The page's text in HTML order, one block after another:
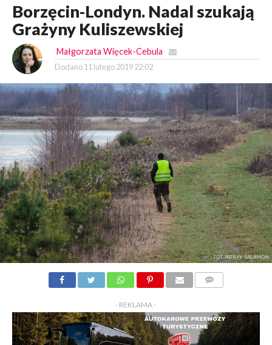
Borzęcin-Londyn. Nadal szukają
Grażyny Kuliszewskiej
Małgorzata Więcek-Cebula
Dodano 11 lutego 2019 22:02
FOT. PATRYK SALAMON
- REKLAMA -